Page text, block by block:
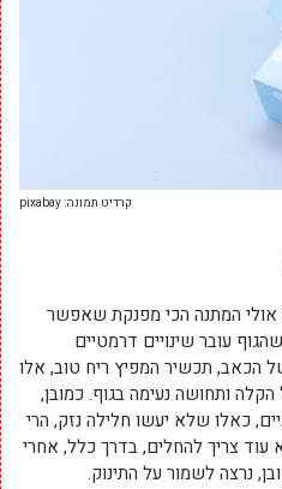
קרדיט תמונה: pixabay
אולי המתנה הכי מפנקת שאפשר
עובר שינויים דרמטיים
הכאב, תכשיר המפיץ ריח טוב, אלו
ותחושה נעימה בגוף. כמובן,
כאלו שלא יעשו חלילה נזק, הרי
עוד צריך להחלים, בדרך כלל, אחרי
נרצה לשמור על התינוק.